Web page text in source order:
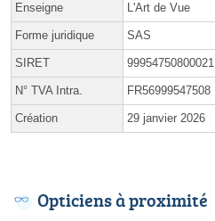
Enseigne L'Art de Vue
Forme juridique SAS
SIRET 99954750800021
N° TVA Intra. FR56999547508
Création 29 janvier 2026
Opticiens à proximité